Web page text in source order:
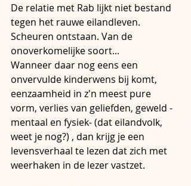
De relatie met Rab lijkt niet bestand
tegen het rauwe eilandleven.
Scheuren ontstaan. Van de
onoverkomelijke soort...
Wanneer daar nog eens een
onvervulde kinderwens bij komt,
eenzaamheid in z'n meest pure
vorm, verlies van geliefden, geweld -
mentaal en fysiek- (dat eilandvolk,
weet je nog?) , dan krijg je een
levensverhaal te lezen dat zich met
weerhaken in de lezer vastzet.